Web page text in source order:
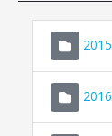
2015
2016